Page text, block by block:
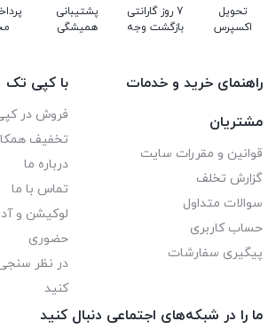
حافظه پرینتر : ۵۱۲ مگابایت
توضیحات چاپ دو رو : کپی و پرینت و اسکن
تحویل
اکسپرس
7 روز گارانتی
بازگشت وجه
پشتیبانی
همیشگی
راهنمای خرید و خدمات
مشتریان
قوانین و مقررات سایت
گزارش تخلف
سوالات متداول
حساب کاربری
پیگیری سفارشات
با کپی تک
فروش در
تخفیف
درباره ما
تماس با ما
لوکیشن و
حضوری
در نظر
کنید
ما را در شبکه‌های اجتماعی دنبال کنید